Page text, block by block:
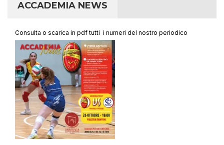
ACCADEMIA NEWS
Consulta o scarica in pdf tutti i numeri del nostro periodico